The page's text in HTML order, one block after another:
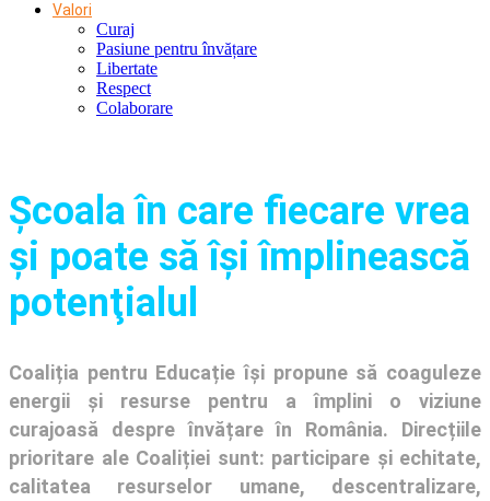
Valori
Curaj
Pasiune pentru învățare
Libertate
Respect
Colaborare
Şcoala în care fiecare vrea
și poate să își împlinească
potenţialul
Coaliția pentru Educație își propune să coaguleze
energii și resurse pentru a împlini o viziune
curajoasă despre învățare în România. Direcțiile
prioritare ale Coaliției sunt: participare și echitate,
calitatea resurselor umane, descentralizare,